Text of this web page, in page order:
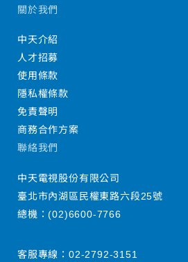
關於我們
中天介紹
人才招募
使用條款
隱私權條款
免責聲明
商務合作方案
聯絡我們
中天電視股份有限公司
臺北市內湖區民權東路六段25號
總機：(02)6600-7766
客服專線： 02-2792-3151